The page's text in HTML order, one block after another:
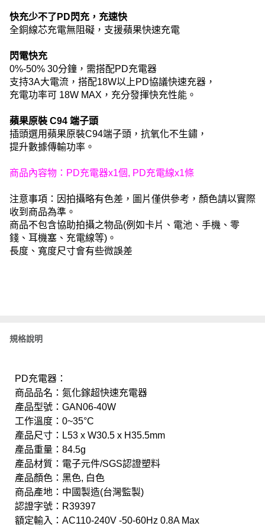
快充少不了PD閃充，充速快
全銅線芯充電無阻礙，支援蘋果快速充電
閃電快充
0%-50% 30分鐘，需搭配PD充電器
支持3A大電流，搭配18W以上PD協議快速充器，
充電功率可 18W MAX，充分發揮快充性能。
蘋果原裝 C94 端子頭
插頭選用蘋果原裝C94端子頭，抗氧化不生鏽，
提升數據傳輸功率。
商品內容物：PD充電器x1個, PD充電線x1條
注意事項：因拍攝略有色差，圖片僅供參考，顏色請以實際
收到商品為準。
商品不包含協助拍攝之物品(例如卡片、電池、手機、零
錢、耳機塞、充電線等)。
長度、寬度尺寸會有些微誤差
規格說明
PD充電器：
商品品名：氮化鎵超快速充電器
產品型號：GAN06-40W
工作溫度：0~35°C
產品尺寸：L53 x W30.5 x H35.5mm
產品重量：84.5g
產品材質：電子元件/SGS認證塑料
產品顏色：黑色, 白色
商品產地：中國製造(台灣監製)
認證字號：R39397
額定輸入：AC110-240V -50-60Hz 0.8A Max